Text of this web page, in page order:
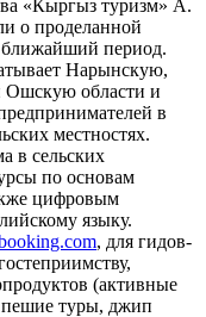
«Кыргыз туризм» А.
о проделанной
ближайший период.
Нарынскую,
области и
в
местностях.
в сельских
по основам
цифровым
языку.
, для гидов-
(активные
туры, джип